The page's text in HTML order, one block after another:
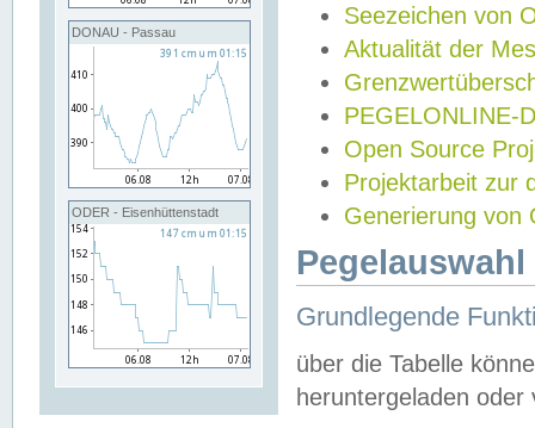
DONAU - Passau
ODER - Eisenhüttenstadt
Seezeichen von
Aktualität der
PEGELONLINE-
Open Source
Projektarbeit zur
Generierung von
Grundlegende
über die Tabelle
heruntergeladen oder